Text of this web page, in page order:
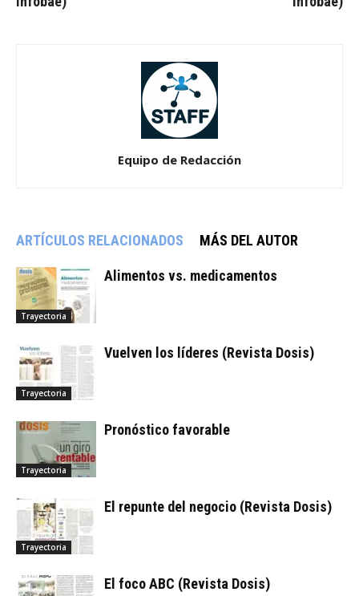
Equipo de Redacción
ARTÍCULOS RELACIONADOS MÁS DEL AUTOR
Trayectoria
Alimentos vs. medicamentos
Trayectoria
Vuelven los líderes (Revista Dosis)
Trayectoria
Pronóstico favorable
Trayectoria
El repunte del negocio (Revista Dosis)
El foco ABC (Revista Dosis)